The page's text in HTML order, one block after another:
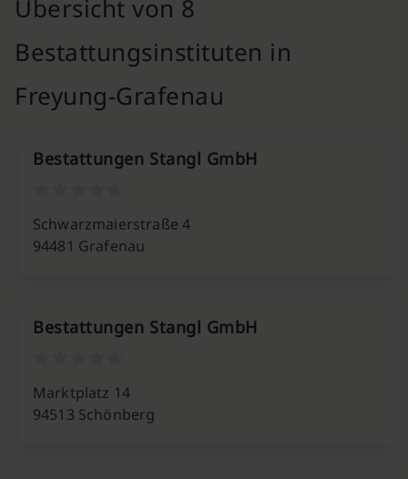
Übersicht von 8
Bestattungsinstituten in
Freyung-Grafenau
Bestattungen Stangl GmbH
Schwarzmaierstraße 4
94481 Grafenau
Bestattungen Stangl GmbH
Marktplatz 14
94513 Schönberg